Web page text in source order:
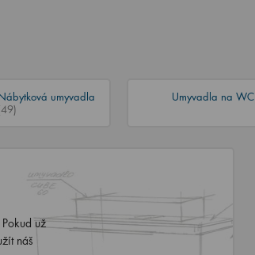
umyvadla
Umyvadla na WC
už
náš